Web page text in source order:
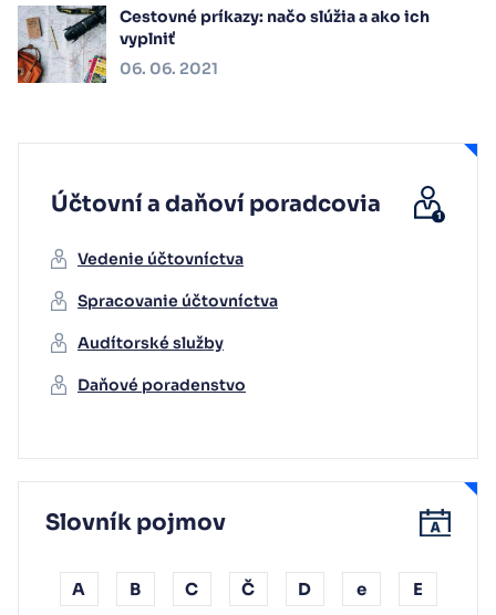
Cestovné príkazy: načo slúžia a ako ich
vyplniť
06. 06. 2021
Účtovní a daňoví poradcovia
Vedenie účtovníctva
Spracovanie účtovníctva
Audítorské služby
Daňové poradenstvo
Slovník pojmov
A B C Č D e E